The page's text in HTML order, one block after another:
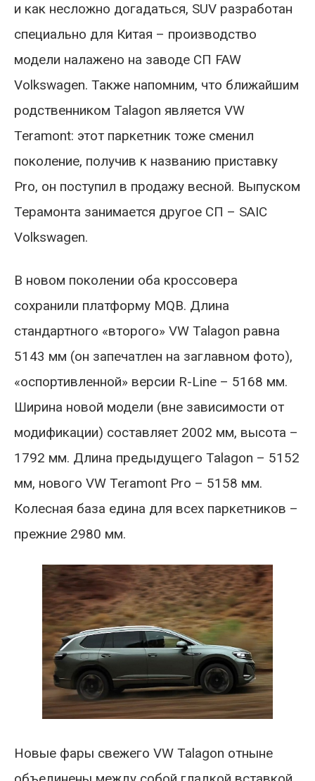
и как несложно догадаться, SUV разработан
специально для Китая – производство
модели налажено на заводе СП FAW
Volkswagen. Также напомним, что ближайшим
родственником Talagon является VW
Teramont: этот паркетник тоже сменил
поколение, получив к названию приставку
Pro, он поступил в продажу весной. Выпуском
Терамонта занимается другое СП – SAIC
Volkswagen.
В новом поколении оба кроссовера
сохранили платформу MQB. Длина
стандартного «второго» VW Talagon равна
5143 мм (он запечатлен на заглавном фото),
«оспортивленной» версии R-Line – 5168 мм.
Ширина новой модели (вне зависимости от
модификации) составляет 2002 мм, высота –
1792 мм. Длина предыдущего Talagon – 5152
мм, нового VW Teramont Pro – 5158 мм.
Колесная база едина для всех паркетников –
прежние 2980 мм.
Новые фары свежего VW Talagon отныне